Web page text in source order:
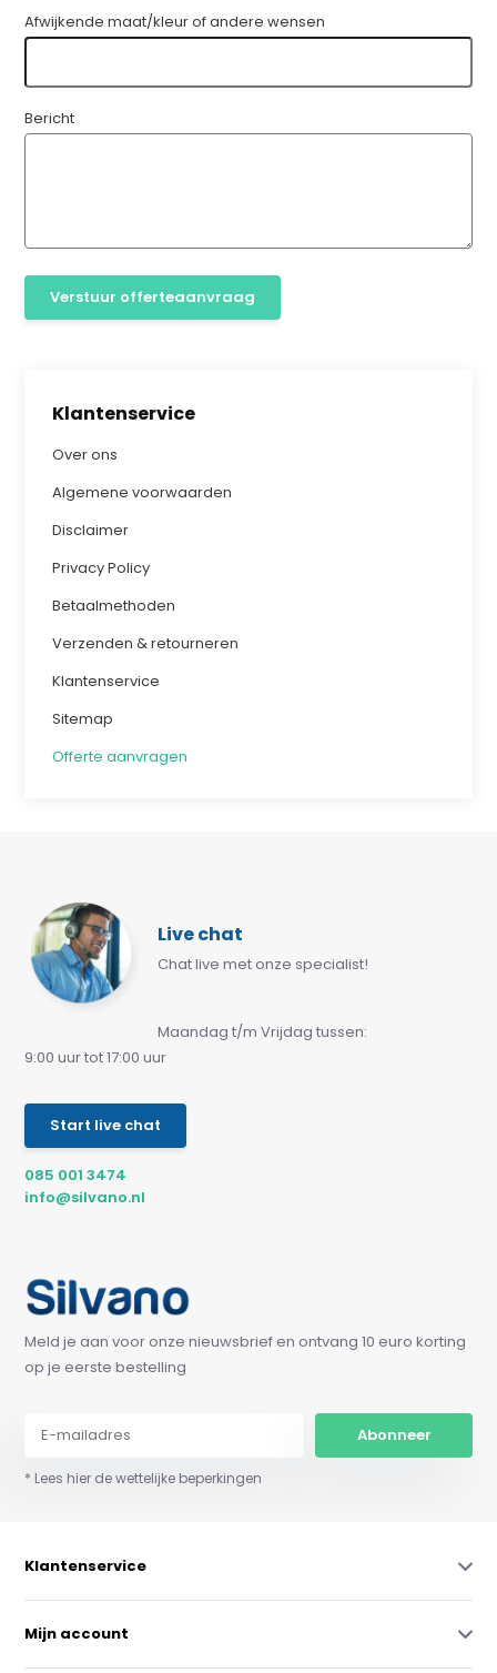
Klantenservice
Over ons
Algemene voorwaarden
Disclaimer
Privacy Policy
Betaalmethoden
Verzenden & retourneren
Klantenservice
Sitemap
Offerte aanvragen
Afwijkende maat/kleur of andere wensen
Bericht
Verstuur offerteaanvraag
Live chat
Chat live met onze specialist!
Maandag t/m Vrijdag tussen:
9:00 uur tot 17:00 uur
Start live chat
085 001 3474
info@silvano.nl
Meld je aan voor onze nieuwsbrief en ontvang 10 euro korting
op je eerste bestelling
Abonneer
* Lees hier de wettelijke beperkingen
Klantenservice
Mijn account